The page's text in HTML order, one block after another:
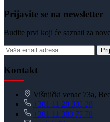
Prijavite se na newsletter
Budite prvi koji će saznati za
Kontakt
Višnjički venac 73a,
+381 11 28 333 28
+381 11 383 77 78